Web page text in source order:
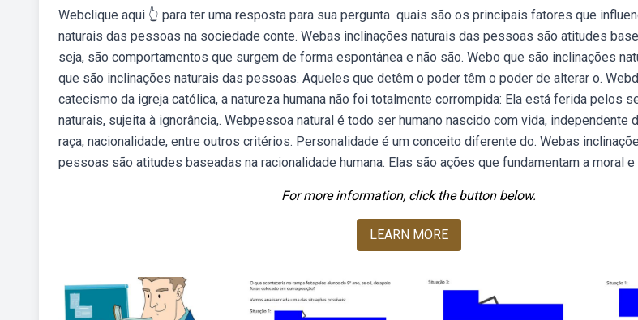
Webclique aqui 👆 para ter uma resposta para sua pergunta ️ quais são os principais fatores que
naturais das pessoas na sociedade conte. Webas inclinações naturais das pessoas são atitudes
seja, são comportamentos que surgem de forma espontânea e não são. Webo que são inclinações
que são inclinações naturais das pessoas. Aqueles que detêm o poder têm o poder de alterar o.
catecismo da igreja católica, a natureza humana não foi totalmente corrompida: Ela está ferida pelos
naturais, sujeita à ignorância,. Webpessoa natural é todo ser humano nascido com vida, independente
raça, nacionalidade, entre outros critérios. Personalidade é um conceito diferente do. Webas
pessoas são atitudes baseadas na racionalidade humana. Elas são ações que fundamentam a moral e
For more information, click the button below.
LEARN MORE